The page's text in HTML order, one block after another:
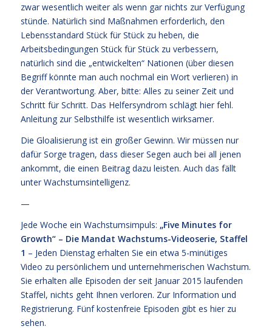
zwar wesentlich weiter als wenn gar nichts zur Verfügung
stünde. Natürlich sind Maßnahmen erforderlich, den
Lebensstandard Stück für Stück zu heben, die
Arbeitsbedingungen Stück für Stück zu verbessern,
natürlich sind die „entwickelten“ Nationen (über diesen
Begriff könnte man auch nochmal ein Wort verlieren) in
der Verantwortung. Aber, bitte: Alles zu seiner Zeit und
Schritt für Schritt. Das Helfersyndrom schlägt hier fehl.
Anleitung zur Selbsthilfe ist wesentlich wirksamer.
Die Gloalisierung ist ein großer Gewinn. Wir müssen nur
dafür Sorge tragen, dass dieser Segen auch bei all jenen
ankommt, die einen Beitrag dazu leisten. Auch das fällt
unter Wachstumsintelligenz.
—
Jede Woche ein Wachstumsimpuls: „Five Minutes for
Growth“ – Die Mandat Wachstums-Videoserie, Staffel
1 – Jeden Dienstag erhalten Sie ein etwa 5-minütiges
Video zu persönlichem und unternehmerischen Wachstum.
Sie erhalten alle Episoden der seit Januar 2015 laufenden
Staffel, nichts geht Ihnen verloren. Zur Information und
Registrierung. Fünf kostenfreie Episoden gibt es hier zu
sehen.